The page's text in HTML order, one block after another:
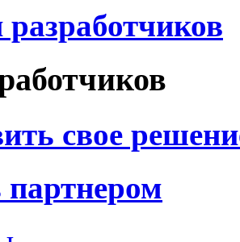
свое
партнером